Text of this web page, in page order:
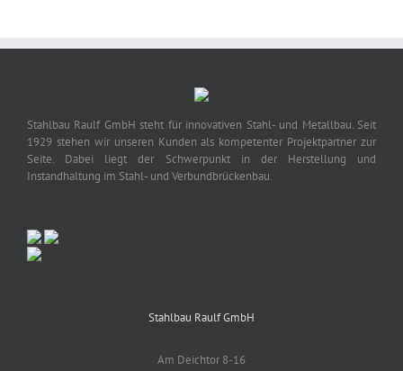
Stahlbau Raulf GmbH steht für innovativen Stahl- und Metallbau. Seit
1929 stehen wir unseren Kunden als kompetenter Projektpartner zur
Seite. Dabei liegt der Schwerpunkt in der Herstellung und
Instandhaltung im Stahl- und Verbundbrückenbau.
Stahlbau Raulf GmbH
Am Deichtor 8-16